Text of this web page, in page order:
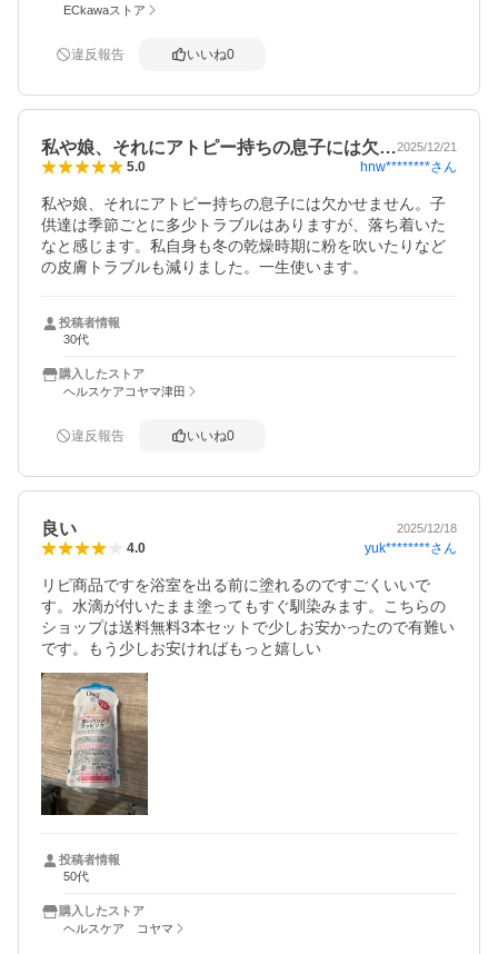
ECkawaストア
違反報告 いいね0
私や娘、それにアトピー持ちの息子には欠…2025/12/21
5.0 hnw********さん
私や娘、それにアトピー持ちの息子には欠かせません。子
供達は季節ごとに多少トラブルはありますが、落ち着いた
なと感じます。私自身も冬の乾燥時期に粉を吹いたりなど
の皮膚トラブルも減りました。一生使います。
投稿者情報
30代
購入したストア
ヘルスケアコヤマ津田
違反報告 いいね0
良い 2025/12/18
4.0 yuk********さん
リピ商品ですを浴室を出る前に塗れるのですごくいいで
す。水滴が付いたまま塗ってもすぐ馴染みます。こちらの
ショップは送料無料3本セットで少しお安かったので有難い
です。もう少しお安ければもっと嬉しい
投稿者情報
50代
購入したストア
ヘルスケア コヤマ